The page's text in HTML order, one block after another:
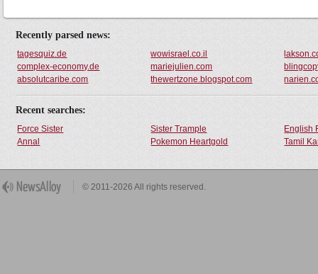
Recently parsed news:
tagesquiz.de wowisrael.co.il
complex-economy.de
mariejulien.com
absolutcaribe.com
thewertzone.blogspot.com
Recent searches:
Force Sister Sister Trample
English
Annal
Pokemon Heartgold Tamil
© 2011-2026 All rights reserved.